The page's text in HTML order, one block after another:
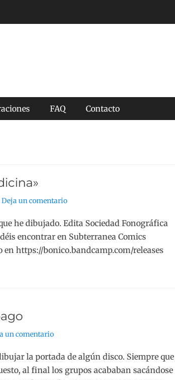
FAQ Contacto
Deja un comentario
he dibujado. Edita Sociedad Fonográfica
encontrar en Subterranea Comics
en https://bonico.bandcamp.com/releases
un comentario
la portada de algún disco. Siempre que
al final los grupos acababan sacándose